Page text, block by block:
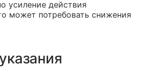
усиление действия
может потребовать снижения